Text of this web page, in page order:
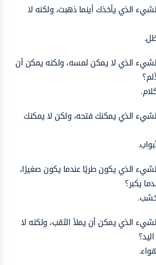
الذي يأخذك أينما ذهبت، ولكنه لا
الذي لا يمكن لمسه، ولكنه يمكن أن
الذي يمكنك فتحه، ولكن لا يمكنك
الذي يكون طريًا عندما يكون صغيرًا،
يكبر؟
الذي يمكن أن يملأ الثقب، ولكنه لا